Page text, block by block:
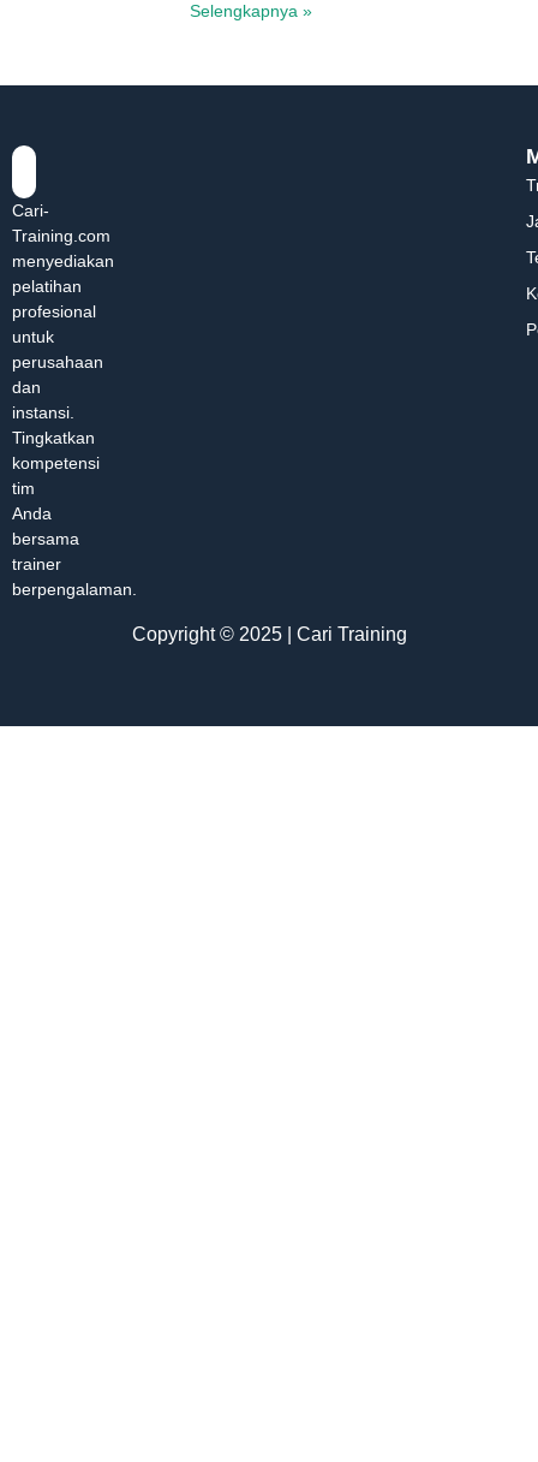
Selengkapnya »
Cari-
Training.com
menyediakan
pelatihan
profesional
untuk
perusahaan
dan
instansi.
Tingkatkan
kompetensi
tim
Anda
bersama
trainer
berpengalaman.
Copyright © 2025 | Cari Training